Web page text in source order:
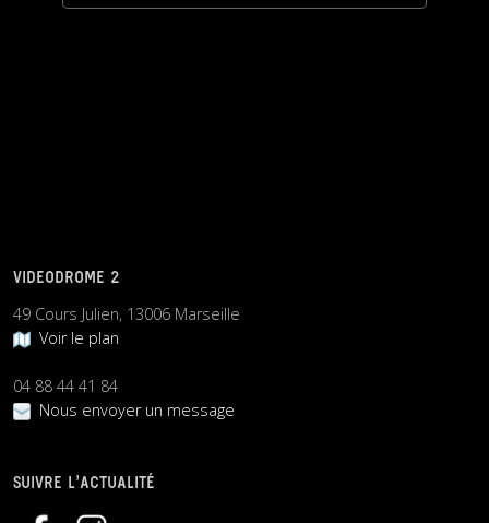
VIDEODROME 2
49 Cours Julien, 13006 Marseille
Voir le plan
04 88 44 41 84
Nous envoyer un message
SUIVRE L’ACTUALITÉ